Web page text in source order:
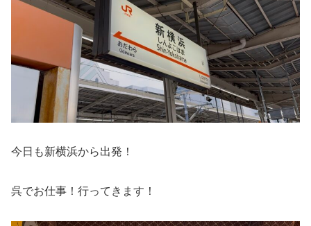
今日も新横浜から出発！
呉でお仕事！行ってきます！